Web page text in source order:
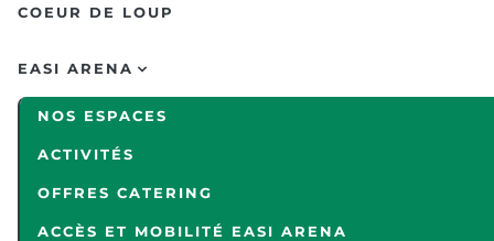
COEUR DE LOUP
EASI ARENA
NOS ESPACES
ACTIVITÉS
OFFRES CATERING
ACCÈS ET MOBILITÉ EASI ARENA